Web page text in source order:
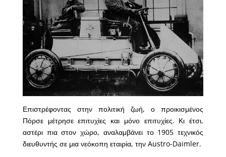
Επιστρέφοντας στην πολιτική ζωή, ο προικισμένος
Πόρσε μέτρησε επιτυχίες και μόνο επιτυχίες. Κι έτσι,
αστέρι πια στον χώρο, αναλαμβάνει το 1905 τεχνικός
διευθυντής σε μια νεόκοπη εταιρία, την Austro-Daimler.